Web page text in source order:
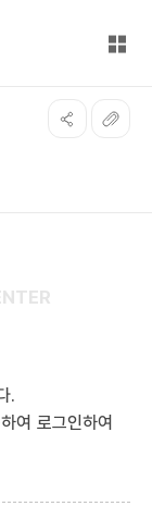
전체
.
여 로그인하여